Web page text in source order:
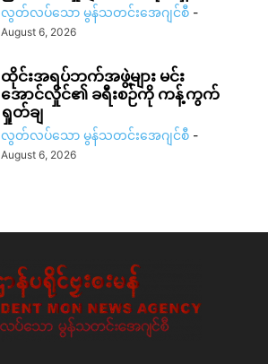
လွတ်လပ်သော မွန်သတင်းအေဂျင်စီ -
August 6, 2026
ထိုင်းအရပ်ဘက်အဖွဲ့များ မင်း
အောင်လှိုင်၏ ခရီးစဉ်ကို ကန့်ကွက်
ရှုတ်ချ
လွတ်လပ်သော မွန်သတင်းအေဂျင်စီ -
August 6, 2026